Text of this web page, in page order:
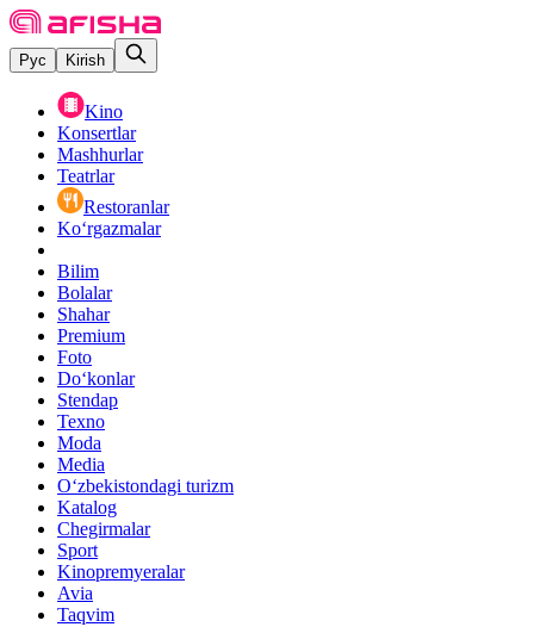
Рус Kirish
Kino
Konsertlar
Mashhurlar
Teatrlar
Restoranlar
Ko‘rgazmalar
Bilim
Bolalar
Shahar
Premium
Foto
Do‘konlar
Stendap
Texno
Moda
Media
O‘zbekistondagi turizm
Katalog
Chegirmalar
Sport
Kinopremyeralar
Avia
Taqvim